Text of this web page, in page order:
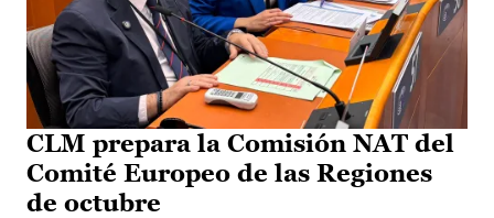
CLM prepara la Comisión NAT del
Comité Europeo de las Regiones
de octubre